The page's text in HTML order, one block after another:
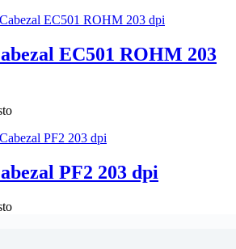
EC501 ROHM 203
PF2 203 dpi